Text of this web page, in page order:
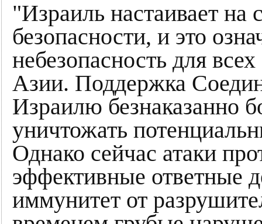
"Израиль настаивает на
безопасности, и это
небезопасность для
Азии. Поддержка
Израилю безнаказанно
уничтожать
Однако сейчас атаки
эффективные ответные
иммунитет от